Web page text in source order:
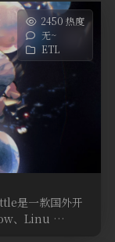
2450 热度
无~
ETL
是一款国外开
、Linu …